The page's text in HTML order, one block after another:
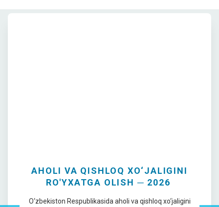
AHOLI VA QISHLOQ XO‘JALIGINI
RO'YXATGA OLISH ─ 2026
O‘zbekiston Respublikasida aholi va qishloq xo‘jaligini